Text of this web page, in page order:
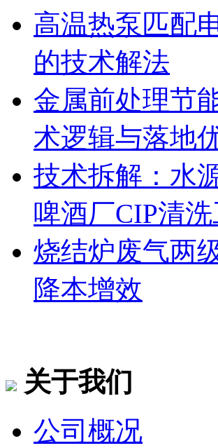
高温热泵匹配
的技术解法
金属前处理节
术逻辑与落地
技术拆解：水
啤酒厂CIP清
烧结炉废气两
降本增效
关于我们
公司概况